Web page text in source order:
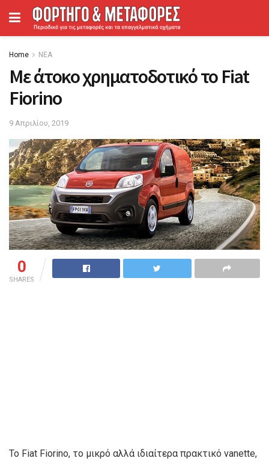
Home ΝΕΑ
Με άτοκο χρηματοδοτικό το Fiat
Fiorino
9 Απριλίου, 2019
0
SHARES
To Fiat Fiorino, το μικρό αλλά ιδιαίτερα πρακτικό vanette,